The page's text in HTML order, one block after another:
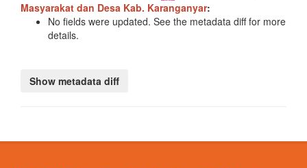
Masyarakat dan Desa Kab. Karanganyar:
No fields were updated. See the metadata diff for more
details.